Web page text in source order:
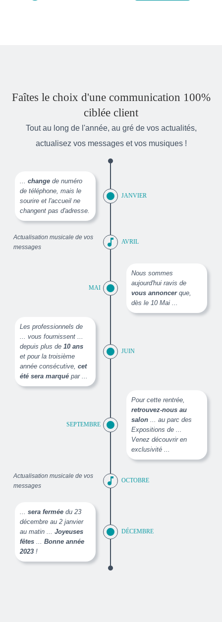
Faîtes le choix d'une communication 100%
ciblée client
Tout au long de l'année, au gré de vos actualités,
actualisez vos messages et vos musiques !
...change de numéro
de téléphone, mais le
sourire et l'accueil ne
changent pas d'adresse.
JANVIER
Actualisation musicale de vos
messages
music_note AVRIL
MAI
Nous sommes
aujourd'hui ravis de
vous annoncerque,
dès le 10 Mai ...
Les professionnels de
... vous fournissent ...
depuis plus de10 ans
et pour la troisième
année consécutive,cet
été sera marqué par ...
JUIN
SEPTEMBRE
Pour cette rentrée,
retrouvez-nous au
salon ... au parc des
Expositions de ...
Venez découvrir en
exclusivité ...
Actualisation musicale de vos
messages
music_note OCTOBRE
...sera fermée du 23
décembre au 2 janvier
au matin ...Joyeuses
fêtes ...Bonne année
2023 !
DÉCEMBRE